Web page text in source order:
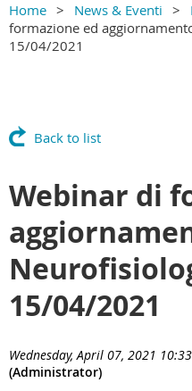
Home News & Eventi
formazione ed
15/04/2021
Back to list
Webinar di
15/04/2021
Wednesday, April 07, 2021 10:33
(Administrator)